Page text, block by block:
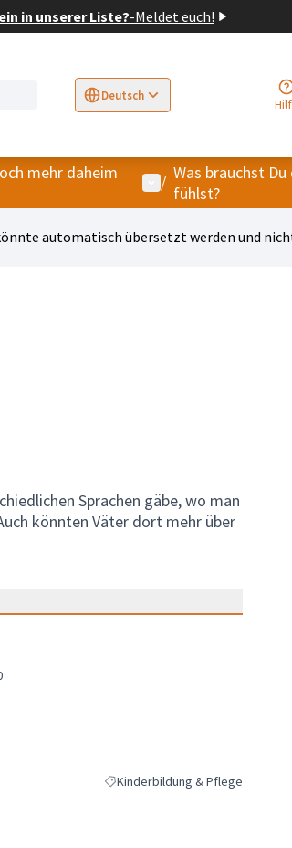
in unserer Liste?-Meldet euch!
Deutsch
Sprache wählen
mehr daheim
Benutzer-Menü
/ Was brauchst
fühlst?
automatisch übersetzt werden und
Sprachen gäbe, wo man
könnten Väter dort mehr über
Ergebnisse nach Kategorie filtern:
Kinderbildung & Pflege